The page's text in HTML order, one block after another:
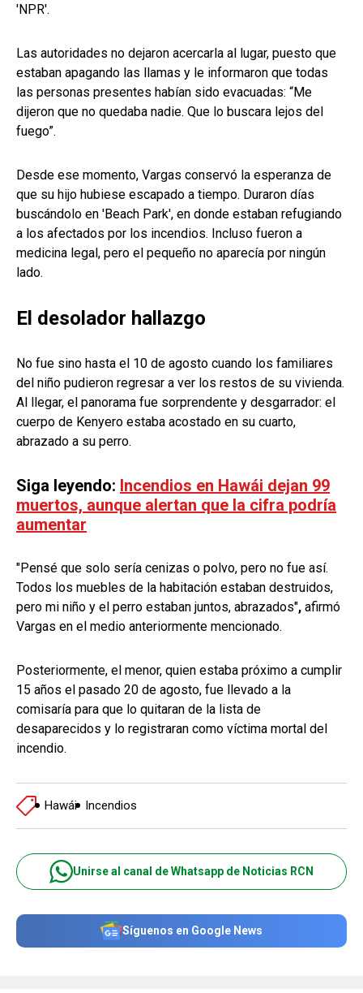
'NPR'.
Las autoridades no dejaron acercarla al lugar, puesto que
estaban apagando las llamas y le informaron que todas
las personas presentes habían sido evacuadas: “Me
dijeron que no quedaba nadie. Que lo buscara lejos del
fuego”.
Desde ese momento, Vargas conservó la esperanza de
que su hijo hubiese escapado a tiempo. Duraron días
buscándolo en 'Beach Park', en donde estaban refugiando
a los afectados por los incendios. Incluso fueron a
medicina legal, pero el pequeño no aparecía por ningún
lado.
El desolador hallazgo
No fue sino hasta el 10 de agosto cuando los familiares
del niño pudieron regresar a ver los restos de su vivienda.
Al llegar, el panorama fue sorprendente y desgarrador: el
cuerpo de Kenyero estaba acostado en su cuarto,
abrazado a su perro.
Siga leyendo: Incendios en Hawái dejan 99
muertos, aunque alertan que la cifra podría
aumentar
"Pensé que solo sería cenizas o polvo, pero no fue así.
Todos los muebles de la habitación estaban destruidos,
pero mi niño y el perro estaban juntos, abrazados", afirmó
Vargas en el medio anteriormente mencionado.
Posteriormente, el menor, quien estaba próximo a cumplir
15 años el pasado 20 de agosto, fue llevado a la
comisaría para que lo quitaran de la lista de
desaparecidos y lo registraran como víctima mortal del
incendio.
Hawái Incendios
Unirse al canal de Whatsapp de Noticias RCN
Síguenos en Google News